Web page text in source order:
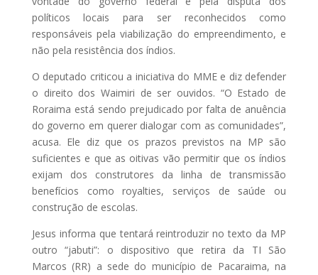
políticos locais para ser reconhecidos como
responsáveis pela viabilização do empreendimento, e
não pela resistência dos índios.
O deputado criticou a iniciativa do MME e diz defender
o direito dos Waimiri de ser ouvidos. “O Estado de
Roraima está sendo prejudicado por falta de anuência
do governo em querer dialogar com as comunidades”,
acusa. Ele diz que os prazos previstos na MP são
suficientes e que as oitivas vão permitir que os índios
exijam dos construtores da linha de transmissão
benefícios como royalties, serviços de saúde ou
construção de escolas.
Jesus informa que tentará reintroduzir no texto da MP
outro “jabuti”: o dispositivo que retira da TI São
Marcos (RR) a sede do município de Pacaraima, na